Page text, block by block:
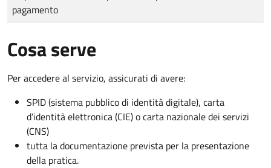
pagamento
Cosa serve
Per accedere al servizio, assicurati di avere:
SPID (sistema pubblico di identità digitale), carta
d’identità elettronica (CIE) o carta nazionale dei servizi
(CNS)
tutta la documentazione prevista per la presentazione
della pratica.